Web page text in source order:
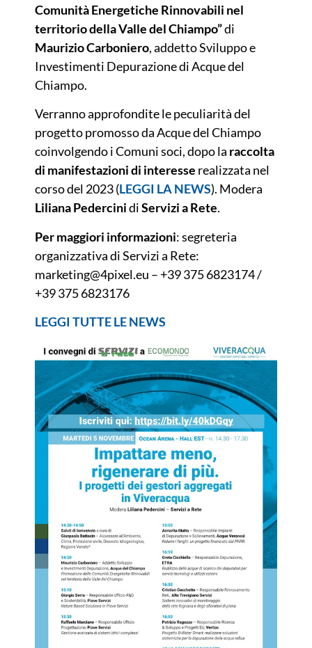
Comunità Energetiche Rinnovabili nel
territorio della Valle del Chiampo”di
Maurizio Carboniero, addetto Sviluppo e
Investimenti Depurazione di Acque del
Chiampo.
Verranno approfondite le peculiarità del
progetto promosso da Acque del Chiampo
coinvolgendo i Comuni soci, dopo la raccolta
di manifestazioni di interesse realizzata nel
corso del 2023 (LEGGI LA NEWS). Modera
Liliana PedercinidiServizi a Rete.
Per maggiori informazioni: segreteria
organizzativa di Servizi a Rete:
marketing@4pixel.eu – +39 375 6823174 /
+39 375 6823176
LEGGI TUTTE LE NEWS